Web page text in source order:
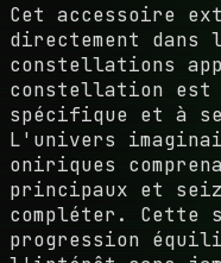
Cet accessoire
directement
constellations
constellation est
spécifique et à
L'univers
oniriques
principaux et
compléter. Cette
progression